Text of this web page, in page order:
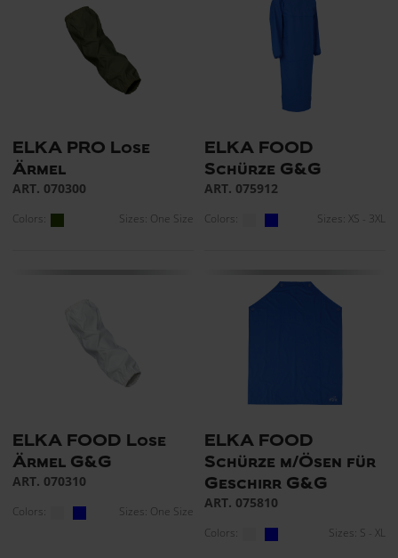
ELKA PRO Lose
Ärmel
ART. 070300
Colors: Sizes: One Size
ELKA FOOD
Schürze G&G
ART. 075912
Colors: Sizes: XS - 3XL
ELKA FOOD Lose
Ärmel G&G
ART. 070310
Colors: Sizes: One Size
ELKA FOOD
Schürze m/Ösen für
Geschirr G&G
ART. 075810
Colors: Sizes: S - XL